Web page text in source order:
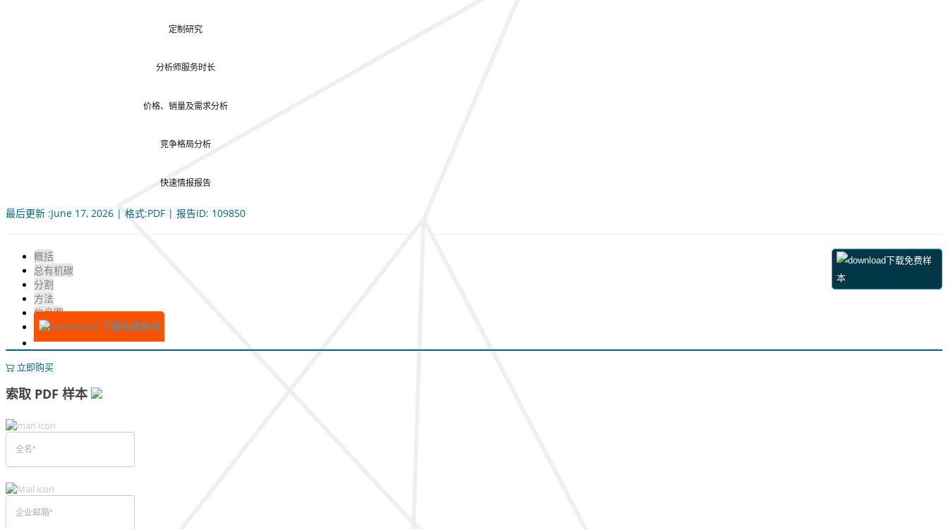
定制研究
分析师服务时长
价格、销量及需求分析
竞争格局分析
快速情报报告
最后更新 :June 17, 2026 | 格式:PDF | 报告ID: 109850
概括
总有机碳
分割
方法
信息图
下载免费样本
下载免费样
本
立即购买
索取 PDF 样本